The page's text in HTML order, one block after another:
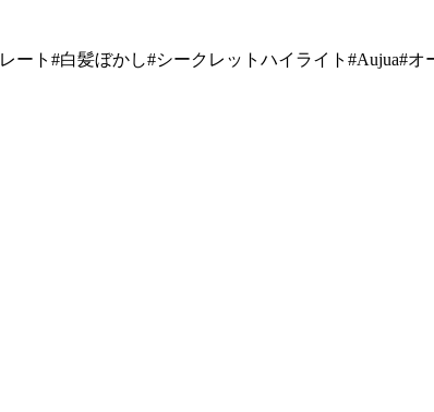
ト#白髪ぼかし#シークレットハイライト#Aujua#オ